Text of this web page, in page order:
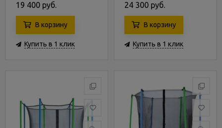
19 400 руб.
В корзину
Купить в 1 клик
24 300 руб.
В корзину
Купить в 1 клик